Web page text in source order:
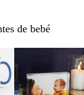
de bebé